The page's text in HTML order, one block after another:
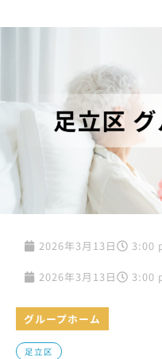
2026年3月13日 3:00
2026年3月13日 3:00
グループホーム
足立区